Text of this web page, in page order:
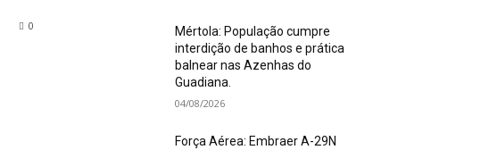
0
Mértola: População cumpre
interdição de banhos e prática
balnear nas Azenhas do
Guadiana.
04/08/2026
Força Aérea: Embraer A-29N